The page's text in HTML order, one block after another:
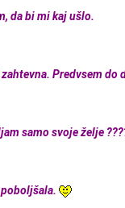
da bi mi kaj ušlo.
Predvsem do
samo svoje želje
poboljšala.